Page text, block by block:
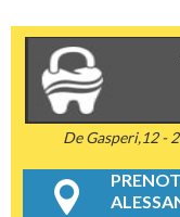
De Gasperi,12 -